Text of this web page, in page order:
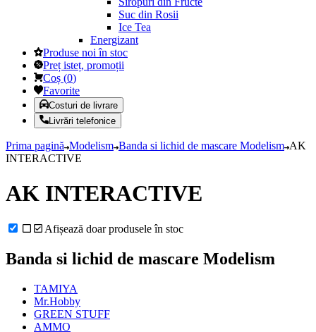
Suc din Rosii
Ice Tea
Energizant
Produse noi în stoc
Preț isteț, promoții
Coș (0)
Favorite
Costuri de livrare
Livrări telefonice
Prima pagină Modelism Banda si lichid de mascare Modelism AK
INTERACTIVE
AK INTERACTIVE
Afișează doar produsele în stoc
Banda si lichid de mascare Modelism
TAMIYA
Mr.Hobby
GREEN STUFF
AMMO